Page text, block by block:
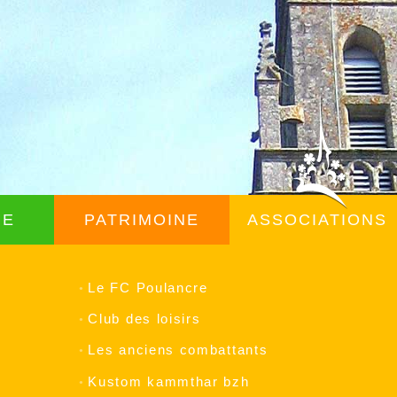
PATRIMOINE ASSOCIATIONS
Le FC Poulancre
Club des loisirs
Les anciens combattants
Kustom kammthar bzh